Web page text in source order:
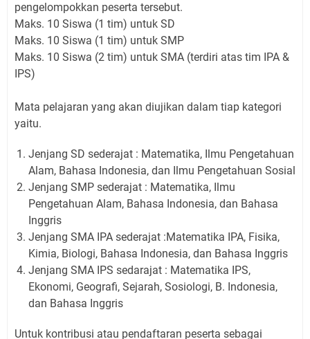
pengelompokkan peserta tersebut.
Maks. 10 Siswa (1 tim) untuk SD
Maks. 10 Siswa (1 tim) untuk SMP
Maks. 10 Siswa (2 tim) untuk SMA (terdiri atas tim IPA &
IPS)
Mata pelajaran yang akan diujikan dalam tiap kategori
yaitu.
Jenjang SD sederajat : Matematika, Ilmu Pengetahuan
Alam, Bahasa Indonesia, dan Ilmu Pengetahuan Sosial
Jenjang SMP sederajat : Matematika, Ilmu
Pengetahuan Alam, Bahasa Indonesia, dan Bahasa
Inggris
Jenjang SMA IPA sederajat :Matematika IPA, Fisika,
Kimia, Biologi, Bahasa Indonesia, dan Bahasa Inggris
Jenjang SMA IPS sedarajat : Matematika IPS,
Ekonomi, Geografi, Sejarah, Sosiologi, B. Indonesia,
dan Bahasa Inggris
Untuk kontribusi atau pendaftaran peserta sebagai